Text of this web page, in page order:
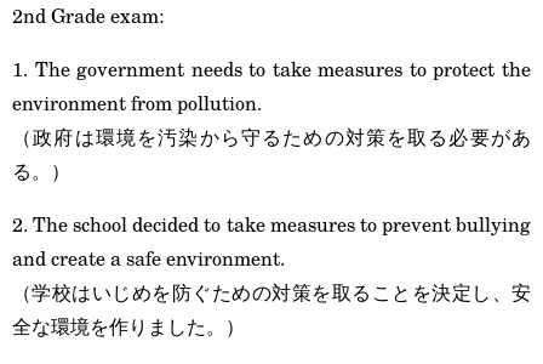
2nd Grade exam:
1. The government needs to take measures to protect the
environment from pollution.
（政府は環境を汚染から守るための対策を取る必要があ
る。）
2. The school decided to take measures to prevent bullying
and create a safe environment.
（学校はいじめを防ぐための対策を取ることを決定し、安
全な環境を作りました。）